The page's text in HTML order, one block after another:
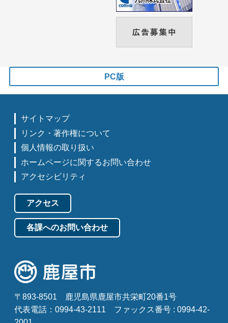
PC版
サイトマップ
リンク・著作権について
個人情報の取り扱い
ホームページに関するお問い合わせ
アクセシビリティ
アクセス
各課へのお問い合わせ
〒893-8501
鹿児島県鹿屋市共栄町20番1号
代表電話：0994-43-2111
ファックス番号 : 0994-42-